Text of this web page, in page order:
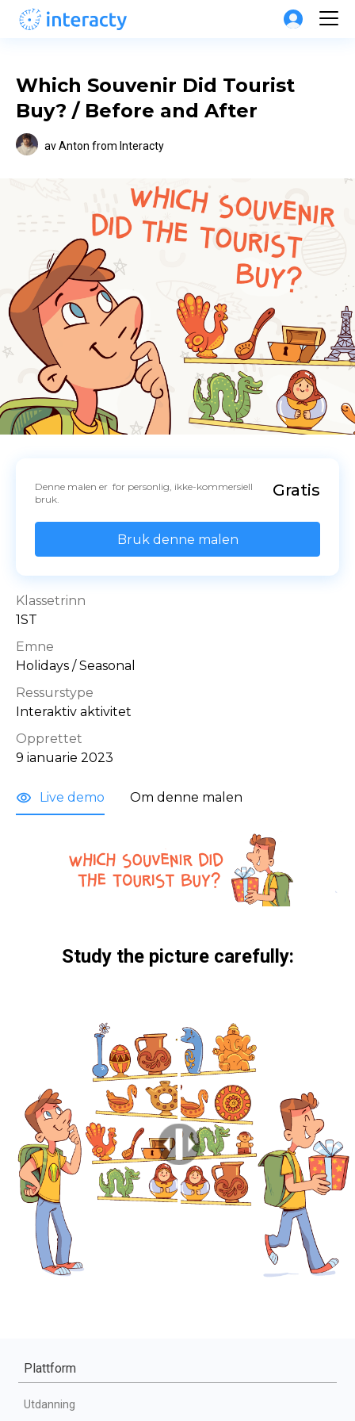
Which Souvenir Did Tourist
Buy? / Before and After
avAnton from Interacty
Denne malen er  for personlig, ikke-kommersiell
bruk.
Gratis
Bruk denne malen
Klassetrinn
1ST
Emne
Holidays / Seasonal
Ressurstype
Interaktiv aktivitet
Opprettet
9 ianuarie 2023
Live demo Om denne malen
Plattform
Utdanning